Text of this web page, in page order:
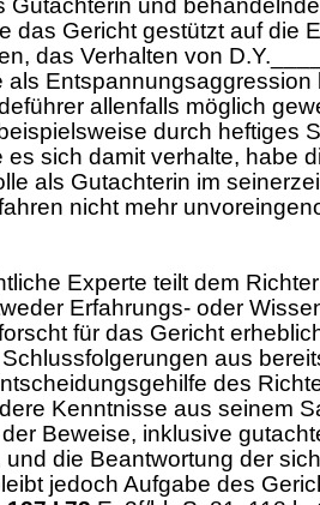
Gutachterin und
das Gericht gestützt auf die
das Verhalten von
als
allenfalls möglich
durch heftiges
es sich damit verhalte, habe
als Gutachterin im
nicht mehr
Experte teilt dem
Erfahrungs- oder
für das Gericht
aus
des
Kenntnisse aus seinem
Beweise, inklusive
und die Beantwortung der
jedoch Aufgabe des